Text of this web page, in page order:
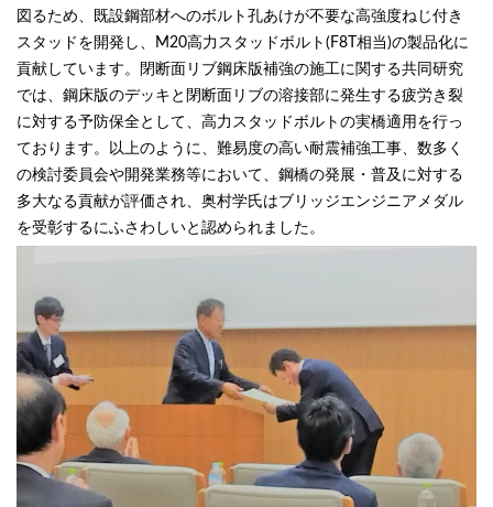
図るため、既設鋼部材へのボルト孔あけが不要な高強度ねじ付き
スタッドを開発し、M20高力スタッドボルト(F8T相当)の製品化に
貢献しています。閉断面リブ鋼床版補強の施工に関する共同研究
では、鋼床版のデッキと閉断面リブの溶接部に発生する疲労き裂
に対する予防保全として、高力スタッドボルトの実橋適用を行っ
ております。以上のように、難易度の高い耐震補強工事、数多く
の検討委員会や開発業務等において、鋼橋の発展・普及に対する
多大なる貢献が評価され、奥村学氏はブリッジエンジニアメダル
を受彰するにふさわしいと認められました。